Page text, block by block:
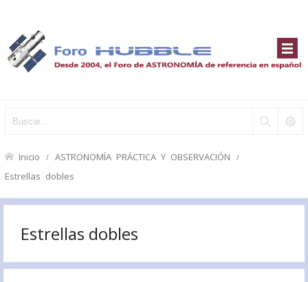
Inicio ASTRONOMÍA PRÁCTICA Y OBSERVACIÓN
Estrellas dobles
Estrellas dobles